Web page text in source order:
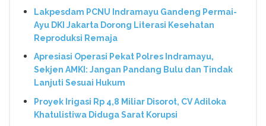
Lakpesdam PCNU Indramayu Gandeng Permai-
Ayu DKI Jakarta Dorong Literasi Kesehatan
Reproduksi Remaja
Apresiasi Operasi Pekat Polres Indramayu,
Sekjen AMKI: Jangan Pandang Bulu dan Tindak
Lanjuti Sesuai Hukum
Proyek Irigasi Rp 4,8 Miliar Disorot, CV Adiloka
Khatulistiwa Diduga Sarat Korupsi